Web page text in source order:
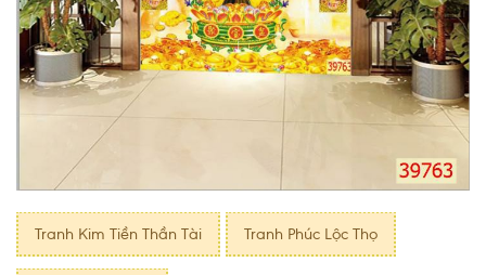
Tranh Kim Tiền Thần Tài Tranh Phúc Lộc Thọ